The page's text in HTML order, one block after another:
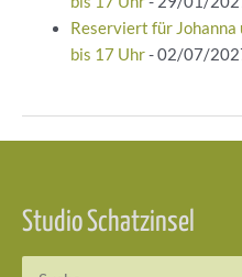
Reserviert für Johanna
bis 17 Uhr- 02/07/
Studio Schatzinsel